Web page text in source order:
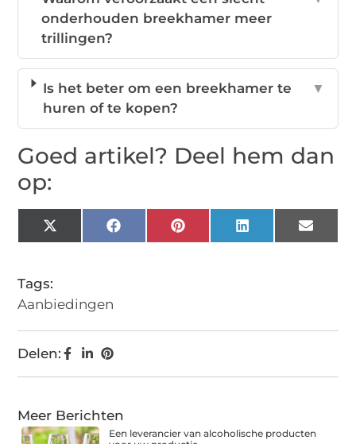
onderhouden breekhamer meer
trillingen?
Is het beter om een breekhamer te
huren of te kopen?
▼
Goed artikel? Deel hem dan
op:
X
(Twitter)
FacebookPinterestLinkedIn Email
Tags:
Aanbiedingen
Delen:
Meer Berichten
Een leverancier van alcoholische producten